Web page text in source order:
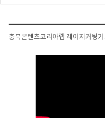
충북콘텐츠코리아랩 레이저커팅